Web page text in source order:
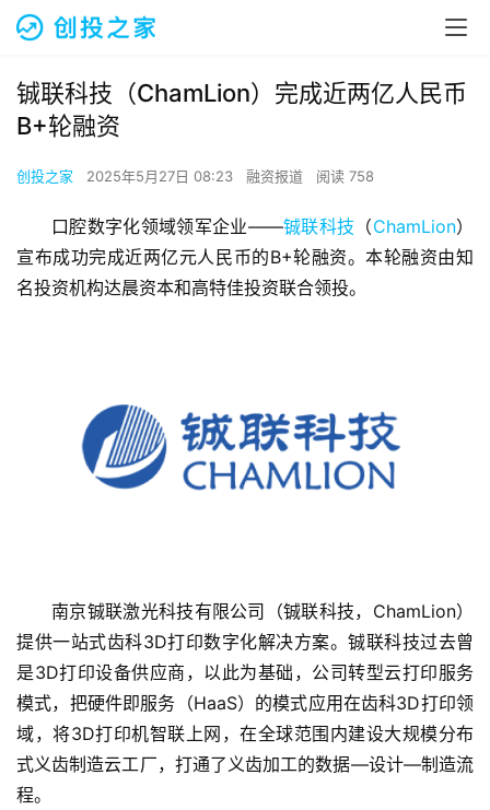
页
融
资
报
铖联科技（ChamLion）完成近两亿人民币
B+轮融资
创投之家 2025年5月27日 08:23 融资报道 阅读 758
口腔数字化领域领军企业——铖联科技 （ChamLion）
宣布成功完成近两亿元人民币的B+轮融资。本轮融资由知
名投资机构达晨资本和高特佳投资联合领投。
南京铖联激光科技有限公司（铖联科技，ChamLion）
提供一站式齿科3D打印数字化解决方案。铖联科技过去曾
是3D打印设备供应商，以此为基础，公司转型云打印服务
模式，把硬件即服务（HaaS）的模式应用在齿科3D打印领
域，将3D打印机智联上网，在全球范围内建设大规模分布
式义齿制造云工厂，打通了义齿加工的数据—设计—制造流
程。